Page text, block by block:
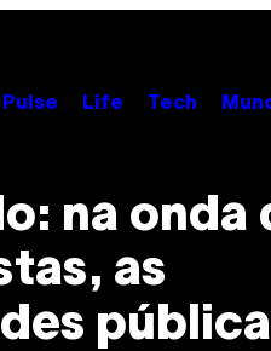
Pulse Life Tech
na onda
as